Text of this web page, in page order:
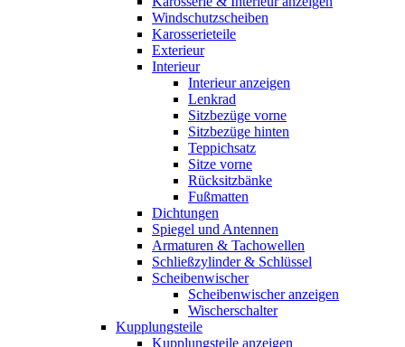
Windschutzscheiben
Karosserieteile
Exterieur
Interieur
Interieur anzeigen
Lenkrad
Sitzbezüge vorne
Sitzbezüge hinten
Teppichsatz
Sitze vorne
Rücksitzbänke
Fußmatten
Dichtungen
Spiegel und Antennen
Armaturen & Tachowellen
Schließzylinder & Schlüssel
Scheibenwischer
Scheibenwischer anzeigen
Wischerschalter
Kupplungsteile
Kupplungsteile anzeigen